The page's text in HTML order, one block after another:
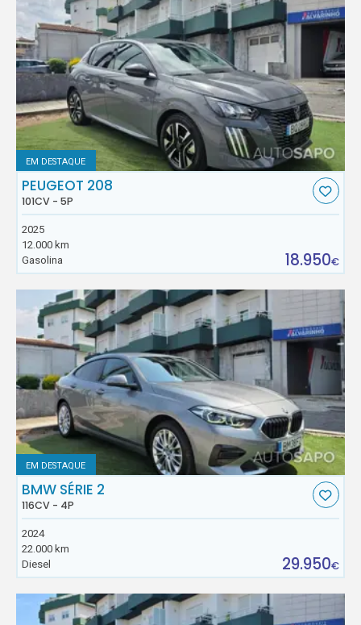
EM DESTAQUE
PEUGEOT 208
101CV - 5P
2025
12.000 km
Gasolina
18.950€
EM DESTAQUE
BMW SÉRIE 2
116CV - 4P
2024
22.000 km
Diesel
29.950€